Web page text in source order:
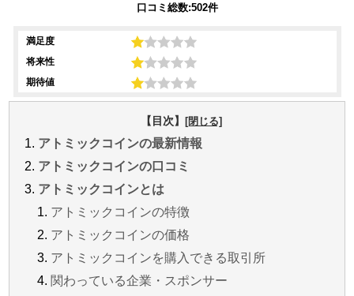
口コミ総数:502件
満足度
将来性
期待値
【目次】
アトミックコインの最新情報
アトミックコインの口コミ
アトミックコインとは
アトミックコインの特徴
アトミックコインの価格
アトミックコインを購入できる取引所
関わっている企業・スポンサー